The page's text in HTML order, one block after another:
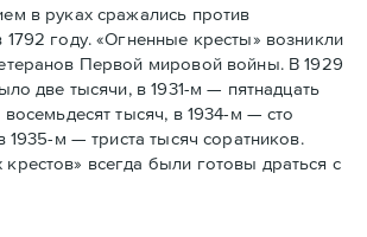
в руках сражались против
году. «Огненные кресты» возникли
Первой мировой войны. В 1929
две тысячи, в 1931-м — пятнадцать
тысяч, в 1934-м — сто
1935-м — триста тысяч соратников.
всегда были готовы драться с